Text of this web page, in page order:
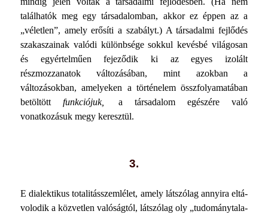
találhatók meg egy társadalom­ban, akkor ez éppen az a
„véletlen”, amely erősíti a szabályt.) A társadalmi fejlődés
szakaszainak valódi különbsége sokkul kevésbé világosan
és egyértelműen fejeződik ki az egyes izolált
részmozzanatok változásában, mint azokban a
változásokban, amelyeken a történelem összfolyamatában
betöltöttfunkció­juk, a társadalom egészére való
vonatkozásuk megy keresztül.
3.
E dialektikus totalitásszemlélet, amely látszólag annyira eltá­
volodik a közvetlen valóságtól, látszólag oly „tudománytala­